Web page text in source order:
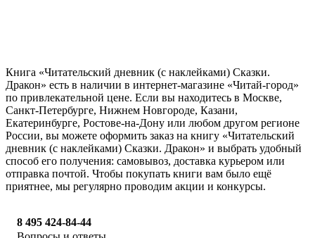
Книга «Читательский дневник (с наклейками) Сказки.
Дракон» есть в наличии в интернет-магазине «Читай-город»
по привлекательной цене. Если вы находитесь в Москве,
Санкт-Петербурге, Нижнем Новгороде, Казани,
Екатеринбурге, Ростове-на-Дону или любом другом регионе
России, вы можете оформить заказ на книгу «Читательский
дневник (с наклейками) Сказки. Дракон» и выбрать удобный
способ его получения: самовывоз, доставка курьером или
отправка почтой. Чтобы покупать книги вам было ещё
приятнее, мы регулярно проводим акции и конкурсы.
8 495 424-84-44